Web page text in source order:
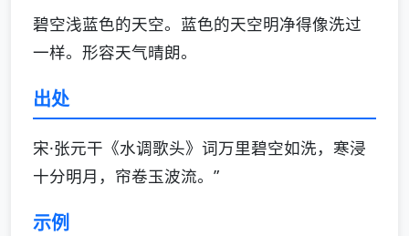
碧空浅蓝色的天空。蓝色的天空明净得像洗过
一样。形容天气晴朗。
出处
宋·张元干《水调歌头》词万里碧空如洗，寒浸
十分明月，帘卷玉波流。”
示例